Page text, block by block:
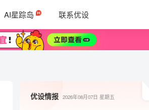
AI星踪岛 联系优设
优设情报 2026年08月07日 星期五